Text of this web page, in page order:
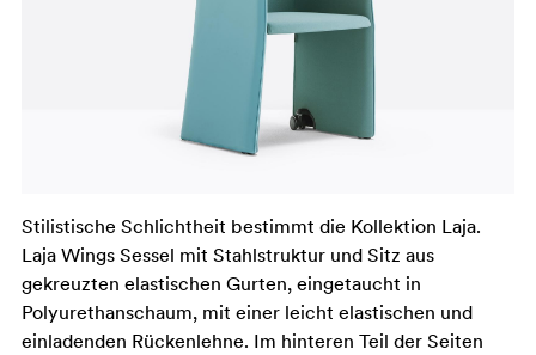
Stilistische Schlichtheit bestimmt die Kollektion Laja.
Laja Wings Sessel mit Stahlstruktur und Sitz aus
gekreuzten elastischen Gurten, eingetaucht in
Polyurethanschaum, mit einer leicht elastischen und
einladenden Rückenlehne. Im hinteren Teil der Seiten